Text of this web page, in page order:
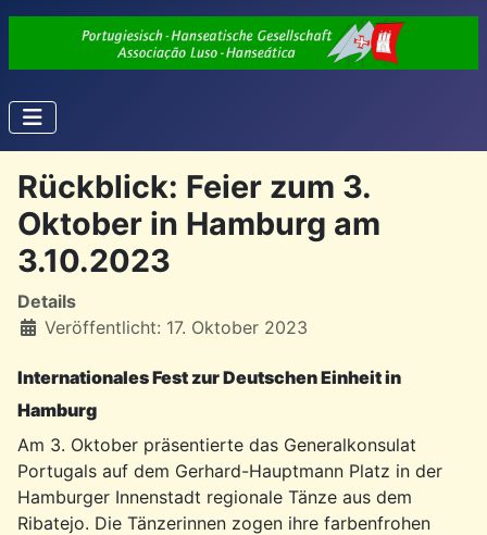
Rückblick: Feier zum 3.
Oktober in Hamburg am
3.10.2023
Details
Veröffentlicht: 17. Oktober 2023
Internationales Fest zur Deutschen Einheit in
Hamburg
Am 3. Oktober präsentierte das Generalkonsulat
Portugals auf dem Gerhard-Hauptmann Platz in der
Hamburger Innenstadt regionale Tänze aus dem
Ribatejo. Die Tänzerinnen zogen ihre farbenfrohen